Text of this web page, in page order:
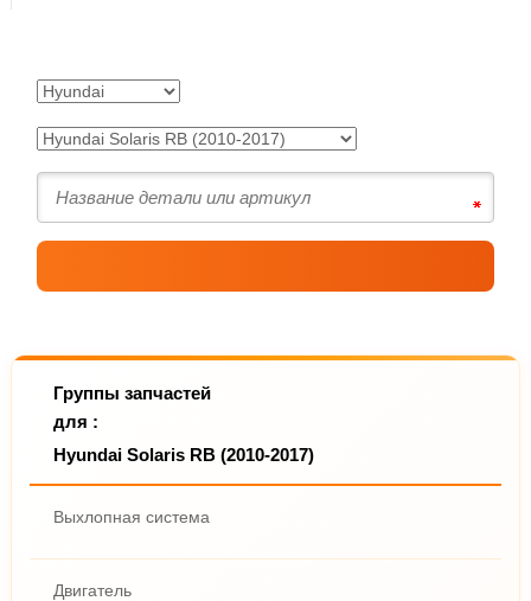
Группы запчастей
для :
Hyundai Solaris RB (2010-2017)
Выхлопная система
Двигатель